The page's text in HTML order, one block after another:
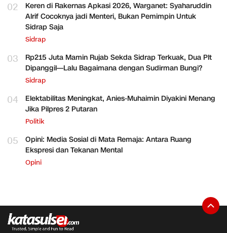
02
Keren di Rakernas Apkasi 2026, Warganet: Syaharuddin
Alrif Cocoknya jadi Menteri, Bukan Pemimpin Untuk
Sidrap Saja
Sidrap
03
Rp215 Juta Mamin Rujab Sekda Sidrap Terkuak, Dua Plt
Dipanggil—Lalu Bagaimana dengan Sudirman Bungi?
Sidrap
04
Elektabilitas Meningkat, Anies-Muhaimin Diyakini Menang
Jika Pilpres 2 Putaran
Politik
05
Opini: Media Sosial di Mata Remaja: Antara Ruang
Ekspresi dan Tekanan Mental
Opini